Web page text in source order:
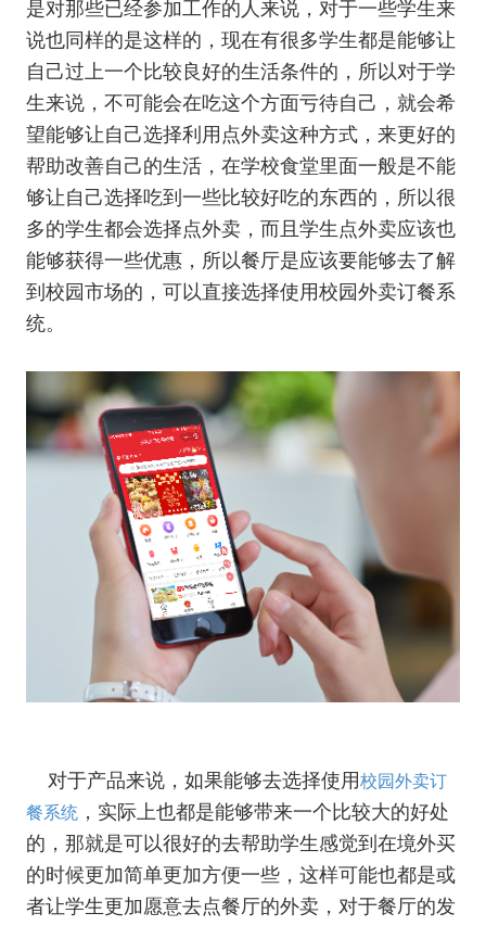
是对那些已经参加工作的人来说，对于一些学生来
说也同样的是这样的，现在有很多学生都是能够让
自己过上一个比较良好的生活条件的，所以对于学
生来说，不可能会在吃这个方面亏待自己，就会希
望能够让自己选择利用点外卖这种方式，来更好的
帮助改善自己的生活，在学校食堂里面一般是不能
够让自己选择吃到一些比较好吃的东西的，所以很
多的学生都会选择点外卖，而且学生点外卖应该也
能够获得一些优惠，所以餐厅是应该要能够去了解
到校园市场的，可以直接选择使用校园外卖订餐系
统。
对于产品来说，如果能够去选择使用校园外卖订
餐系统，实际上也都是能够带来一个比较大的好处
的，那就是可以很好的去帮助学生感觉到在境外买
的时候更加简单更加方便一些，这样可能也都是或
者让学生更加愿意去点餐厅的外卖，对于餐厅的发